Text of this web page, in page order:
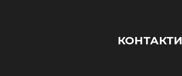
КОНТАКТИ